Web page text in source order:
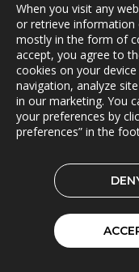
2021-01-07
FleetControl -
2020-12-18
Entreprenör väljer
2020-12-17
God Jul och Gott
2020-11-23
Beräkningstjänst
2020-11-09
ITxPT projekt i
When you visit any
or retrieve information
mostly in the form of
accept, you agree to
cookies on your
navigation, analyze
in our marketing. You
your preferences by
preferences” in the